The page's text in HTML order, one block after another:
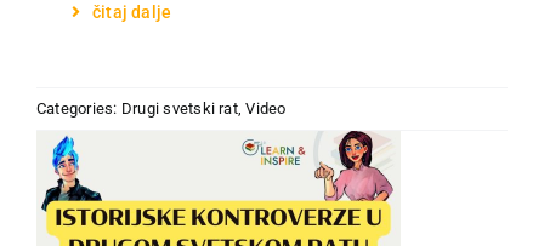
čitaj dalje
Categories: Drugi svetski rat,Video